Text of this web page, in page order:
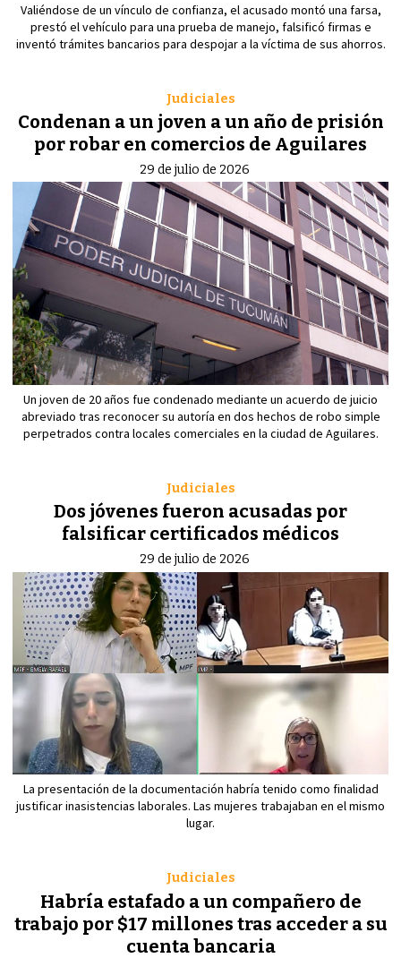
Valiéndose de un vínculo de confianza, el acusado montó una farsa,
prestó el vehículo para una prueba de manejo, falsificó firmas e
inventó trámites bancarios para despojar a la víctima de sus ahorros.
Condenan a un joven a un año de prisión
por robar en comercios de Aguilares
Judiciales
29 de julio de 2026
Un joven de 20 años fue condenado mediante un acuerdo de juicio
abreviado tras reconocer su autoría en dos hechos de robo simple
perpetrados contra locales comerciales en la ciudad de Aguilares.
Dos jóvenes fueron acusadas por
falsificar certificados médicos
Judiciales
29 de julio de 2026
La presentación de la documentación habría tenido como finalidad
justificar inasistencias laborales. Las mujeres trabajaban en el mismo
lugar.
Habría estafado a un compañero de
trabajo por $17 millones tras acceder a su
cuenta bancaria
Judiciales